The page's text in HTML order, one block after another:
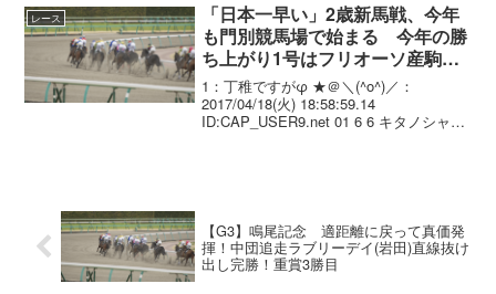
レース
「日本一早い」2歳新馬戦、今年
も門別競馬場で始まる 今年の勝
ち上がり1号はフリオーソ産駒キ
タノシャガール
1：丁稚ですがφ ★＠＼(^o^)／：
2017/04/18(火) 18:58:59.14
ID:CAP_USER9.net 01 6 6 キタノシャガ
【G3】鳴尾記念 適距離に戻って真価発
揮！中団追走ラブリーデイ(岩田)直線抜け
出し完勝！重賞3勝目